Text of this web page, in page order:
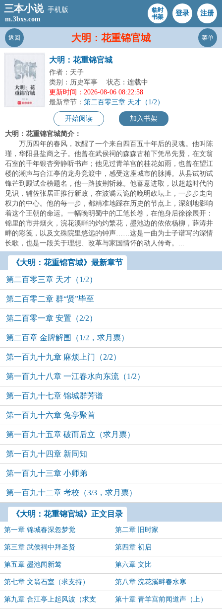
三本小说 手机版
m.3bxs.com
临时
书架
登录 注册
大明：花重锦官城
返回 菜单
大明：花重锦官城
作者：天子
类别：历史军事
状态：连载中
更新时间：2026-08-06 08:22:58
最新章节： 第二百零三章 天才（1/2）
开始阅读 加入书架
大明：花重锦官城简介：
万历四年的春风，吹醒了一个来自四百五十年后的灵魂。他叫陈
瑾，华阳县盐商之子。他曾在武侯祠的森森古柏下凭吊先贤，在文翁
石室的千年银杏旁静听书声；他见过青羊宫的桂花如雨，也曾在望江
楼的潮声与合江亭的龙舟竞渡中，感受这座城市的脉搏。从县试初试
锋芒到殿试金榜题名，他一路披荆斩棘。他蓄意进取，以超越时代的
见识，辅佐张居正推行新政，在波谲云诡的晚明政坛上，一步步走向
权力的中心。他的每一步，都精准地踩在历史的节点上，深刻地影响
着这个王朝的命运。一幅晚明蜀中的工笔长卷，在他身后徐徐展开：
锦里的市井烟火，浣花溪畔的灼灼繁花，墨池边的依依杨柳，薛涛井
畔的彩笺，以及文殊院里悠远的钟声……这是一曲为士子谱写的深情
长歌，也是一段关于理想、改革与家国情怀的动人传奇。...
《大明：花重锦官城》最新章节
第二百零三章 天才（1/2）
第二百零二章 群“贤”毕至
第二百零一章 安置（2/2）
第二百章 金牌解围（1/2，求月票）
第一百九十九章 麻烦上门（2/2）
第一百九十八章 一江春水向东流（1/2）
第一百九十七章 锦城群芳谱
第一百九十六章 兔亭聚首
第一百九十五章 破而后立（求月票）
第一百九十四章 新同知
第一百九十三章 小师弟
第一百九十二章 考校（3/3，求月票）
《大明：花重锦官城》正文目录
第一章 锦城春深忽梦觉 第二章 旧时家
第三章 武侯祠中拜圣贤 第四章 初启
第五章 墨池闻新莺 第六章 文比
第七章 文翁石室（求支持） 第八章 浣花溪畔春水寒
第九章 合江亭上起风波（求支 第十章 青羊宫前闻道声（上）